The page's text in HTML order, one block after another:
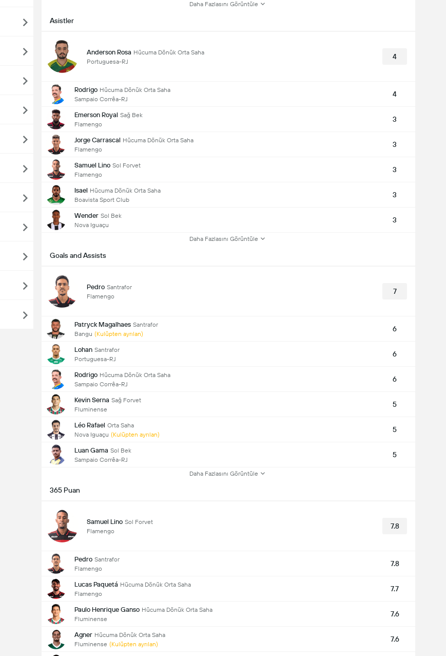
Daha Fazlasını Görüntüle
Asistler
Anderson Rosa Hücuma Dönük Orta Saha
Portuguesa-RJ
4
Rodrigo Hücuma Dönük Orta Saha
Sampaio Corrêa-RJ
4
Emerson Royal Sağ Bek
Flamengo
3
Jorge Carrascal Hücuma Dönük Orta Saha
Flamengo
3
Samuel Lino Sol Forvet
Flamengo
3
Isael Hücuma Dönük Orta Saha
Boavista Sport Club
3
Wender Sol Bek
Nova Iguaçu
3
Daha Fazlasını Görüntüle
Goals and Assists
Pedro Santrafor
Flamengo
7
Patryck Magalhaes Santrafor
Bangu (Kulüpten ayrılan)
6
Lohan Santrafor
Portuguesa-RJ
6
Rodrigo Hücuma Dönük Orta Saha
Sampaio Corrêa-RJ
6
Kevin Serna Sağ Forvet
Fluminense
5
Léo Rafael Orta Saha
Nova Iguaçu (Kulüpten ayrılan)
5
Luan Gama Sol Bek
Sampaio Corrêa-RJ
5
Daha Fazlasını Görüntüle
365 Puan
Samuel Lino Sol Forvet
Flamengo
7.8
Pedro Santrafor
Flamengo
7.8
Lucas Paquetá Hücuma Dönük Orta Saha
Flamengo
7.7
Paulo Henrique Ganso Hücuma Dönük Orta Saha
Fluminense
7.6
Agner Hücuma Dönük Orta Saha
Fluminense (Kulüpten ayrılan)
7.6